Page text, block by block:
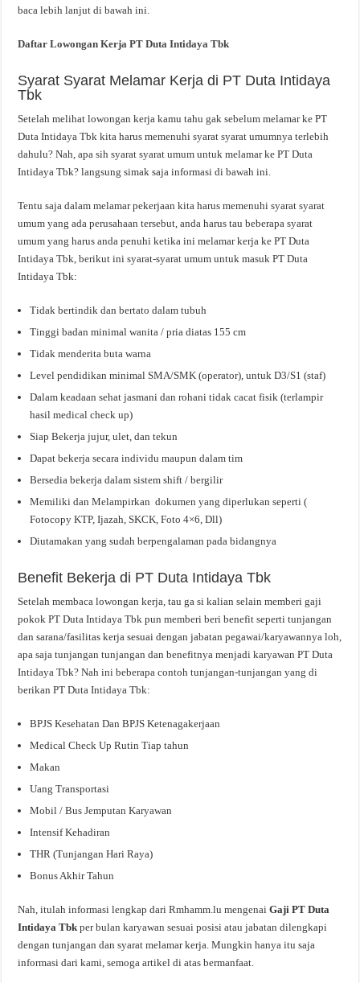
baca lebih lanjut di bawah ini.
Daftar Lowongan Kerja PT Duta Intidaya Tbk
Syarat Syarat Melamar Kerja di PT Duta Intidaya
Tbk
Setelah melihat lowongan kerja kamu tahu gak sebelum melamar ke PT
Duta Intidaya Tbk kita harus memenuhi syarat syarat umumnya terlebih
dahulu? Nah, apa sih syarat syarat umum untuk melamar ke PT Duta
Intidaya Tbk? langsung simak saja informasi di bawah ini.
Tentu saja dalam melamar pekerjaan kita harus memenuhi syarat syarat
umum yang ada perusahaan tersebut, anda harus tau beberapa syarat
umum yang harus anda penuhi ketika ini melamar kerja ke PT Duta
Intidaya Tbk, berikut ini syarat-syarat umum untuk masuk PT Duta
Intidaya Tbk:
Tidak bertindik dan bertato dalam tubuh
Tinggi badan minimal wanita / pria diatas 155 cm
Tidak menderita buta warna
Level pendidikan minimal SMA/SMK (operator), untuk D3/S1 (staf)
Dalam keadaan sehat jasmani dan rohani tidak cacat fisik (terlampir
hasil medical check up)
Siap Bekerja jujur, ulet, dan tekun
Dapat bekerja secara individu maupun dalam tim
Bersedia bekerja dalam sistem shift / bergilir
Memiliki dan Melampirkan dokumen yang diperlukan seperti (
Fotocopy KTP, Ijazah, SKCK, Foto 4×6, Dll)
Diutamakan yang sudah berpengalaman pada bidangnya
Benefit Bekerja di PT Duta Intidaya Tbk
Setelah membaca lowongan kerja, tau ga si kalian selain memberi gaji
pokok PT Duta Intidaya Tbk pun memberi beri benefit seperti tunjangan
dan sarana/fasilitas kerja sesuai dengan jabatan pegawai/karyawannya loh,
apa saja tunjangan tunjangan dan benefitnya menjadi karyawan PT Duta
Intidaya Tbk? Nah ini beberapa contoh tunjangan-tunjangan yang di
berikan PT Duta Intidaya Tbk:
BPJS Kesehatan Dan BPJS Ketenagakerjaan
Medical Check Up Rutin Tiap tahun
Makan
Uang Transportasi
Mobil / Bus Jemputan Karyawan
Intensif Kehadiran
THR (Tunjangan Hari Raya)
Bonus Akhir Tahun
Nah, itulah informasi lengkap dari Rmhamm.lu mengenaiGaji PT Duta
Intidaya Tbkper bulan karyawan sesuai posisi atau jabatan dilengkapi
dengan tunjangan dan syarat melamar kerja. Mungkin hanya itu saja
informasi dari kami, semoga artikel di atas bermanfaat.